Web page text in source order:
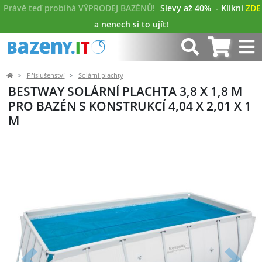
Právě teď probíhá VÝPRODEJ BAZÉNŮ! Slevy až 40% - Klikni ZDE
a nenech si to ujít!
Příslušenství Solární plachty
BESTWAY SOLÁRNÍ PLACHTA 3,8 X 1,8 M
PRO BAZÉN S KONSTRUKCÍ 4,04 X 2,01 X 1
M